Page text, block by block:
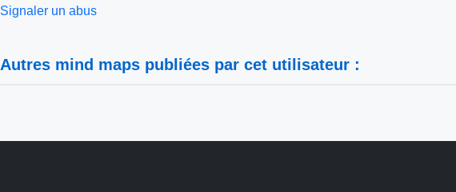
Signaler un abus
Autres mind maps publiées par cet utilisateur :